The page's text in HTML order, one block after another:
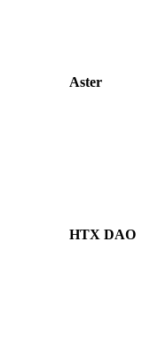
Aster
HTX DAO